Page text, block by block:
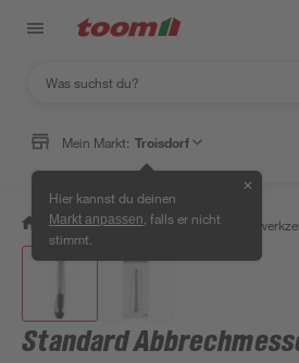
Mein Markt: Troisdorf
Hier kannst du deinen
Markt anpassen , falls er nicht
stimmt.
✕
/ Werkstatt & Maschinen /
Standard